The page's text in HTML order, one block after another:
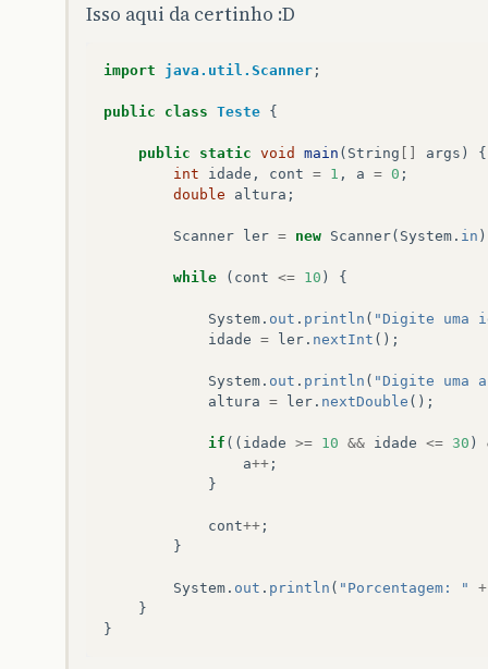
Isso aqui da certinho :D
import java.util.Scanner ;
public class Teste {
public static void main ( String args )
{
int
idade , cont = 1 , a = 0 ;
double
altura ;
Scanner ler = new Scanner( System . in
while ( cont <= 10 ) {
System . out . println ( "Digite uma
idade = ler . nextInt ();
System . out . println ( "Digite uma
altura = ler . nextDouble ();
if (( idade >= 10 && idade <= 30 )
a++ ;
}
cont++ ;
}
System . out . println ( "Porcentagem: "
+
}
}